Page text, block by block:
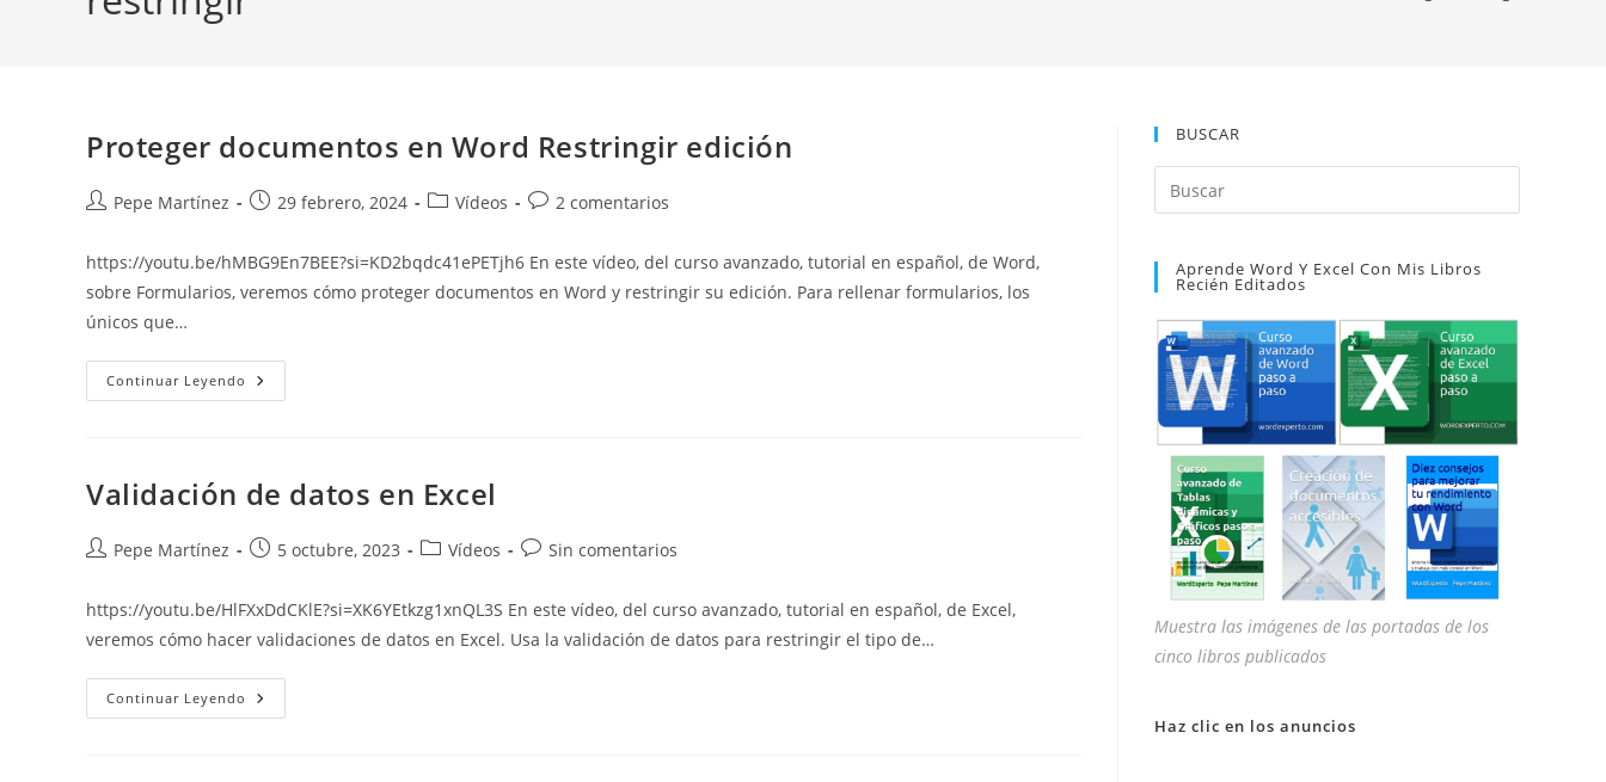
Proteger documentos en Word Restringir edición
Autor
la
entrada:
Pepe Martínez
Publicación
la
entrada:
29 febrero, 2024
Categoría
la
entrada:
Vídeos
Comentarios
la
entrada:
2 comentarios
https://youtu.be/hMBG9En7BEE?si=KD2bqdc41ePETjh6 En este vídeo, del curso avanzado, tutorial en español, de Word,
sobre Formularios, veremos cómo proteger documentos en Word y restringir su edición. Para rellenar formularios, los
únicos que…
Continuar Leyendo Proteger
Documentos
Validación de datos en Excel
Autor
la
entrada:
Pepe Martínez
Publicación
la
entrada:
5 octubre, 2023
Categoría
entrada:
Vídeos
Comentarios
entrada:
Sin comentarios
https://youtu.be/HlFXxDdCKlE?si=XK6YEtkzg1xnQL3S En este vídeo, del curso avanzado, tutorial en español, de Excel,
veremos cómo hacer validaciones de datos en Excel. Usa la validación de datos para restringir el tipo de…
Continuar Leyendo Validación
De
BUSCAR
Escape
Aprende Word Y Excel Con Mis Libros
Recién Editados
Muestra las imágenes de las portadas de los
cinco libros publicados
Haz clic en los anuncios